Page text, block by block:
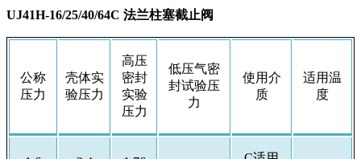
UJ41H-16/25/40/64C 法兰柱塞截止阀
公称
压力
壳体实
验压力
高压
密封
实验
压力
低压气密
封试验压
力
使用介
质
适用温
度